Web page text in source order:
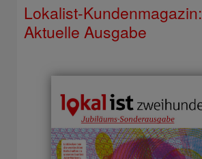
Lokalist-Kundenmagazin:
Aktuelle Ausgabe